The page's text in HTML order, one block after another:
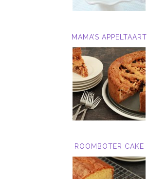
MAMA’S APPELTAART
ROOMBOTER CAKE